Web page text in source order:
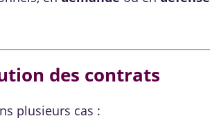
des contrats
plusieurs cas :